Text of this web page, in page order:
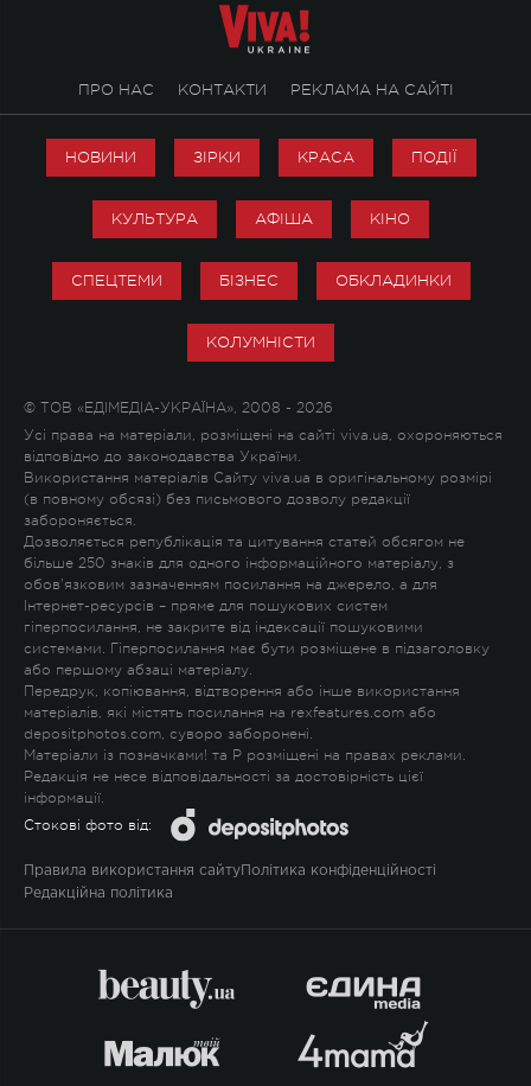
ПРО НАС КОНТАКТИ РЕКЛАМА НА САЙТІ
НОВИНИ ЗІРКИ КРАСА ПОДІЇ
КУЛЬТУРА АФІША КІНО
СПЕЦТЕМИ БІЗНЕС ОБКЛАДИНКИ
КОЛУМНІСТИ
© ТОВ «ЕДІМЕДІА-УКРАЇНА», 2008 - 2026
Усі права на матеріали, розміщені на сайті viva.ua, охороняються
відповідно до законодавства України.
Використання матеріалів Сайту viva.ua в оригінальному розмірі
(в повному обсязі) без письмового дозволу редакції
забороняється.
Дозволяється републікація та цитування статей обсягом не
більше 250 знаків для одного інформаційного матеріалу, з
обов'язковим зазначенням посилання на джерело, а для
Інтернет-ресурсів – пряме для пошукових систем
гіперпосилання, не закрите від індексації пошуковими
системами. Гіперпосилання має бути розміщене в підзаголовку
або першому абзаці матеріалу.
Передрук, копіювання, відтворення або інше використання
матеріалів, які містять посилання на rexfeatures.com або
depositphotos.com, суворо заборонені.
Матеріали із позначками! та P розміщені на правах реклами.
Редакція не несе відповідальності за достовірність цієї
інформації.
Стокові фото від:
Правила використання сайту Політика конфіденційності
Редакційна політика